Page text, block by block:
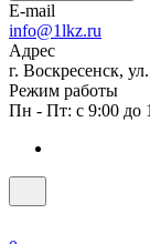
E-mail
info@1lkz.ru
Адрес
г. Воскресенск,
Режим работы
Пн - Пт: с 9:00 до